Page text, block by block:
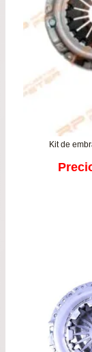
Kit de